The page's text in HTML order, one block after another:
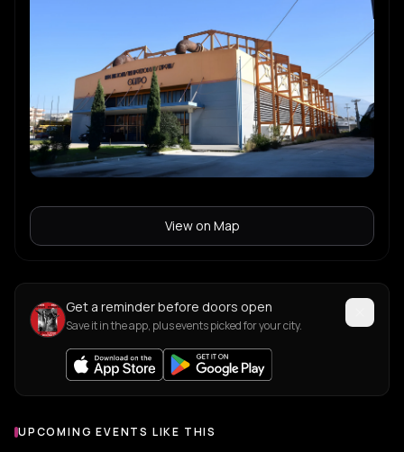
View on Map
Get a reminder before doors open
Save it in the app, plus events picked for your city.
UPCOMING EVENTS LIKE THIS